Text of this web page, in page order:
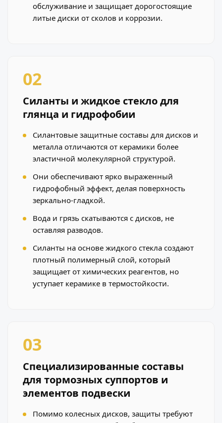
обслуживание и защищает дорогостоящие
литые диски от сколов и коррозии.
02
Силанты и жидкое стекло для
глянца и гидрофобии
Силантовые защитные составы для дисков и
металла отличаются от керамики более
эластичной молекулярной структурой.
Они обеспечивают ярко выраженный
гидрофобный эффект, делая поверхность
зеркально-гладкой.
Вода и грязь скатываются с дисков, не
оставляя разводов.
Силанты на основе жидкого стекла создают
плотный полимерный слой, который
защищает от химических реагентов, но
уступает керамике в термостойкости.
03
Специализированные составы
для тормозных суппортов и
элементов подвески
Помимо колесных дисков, защиты требуют